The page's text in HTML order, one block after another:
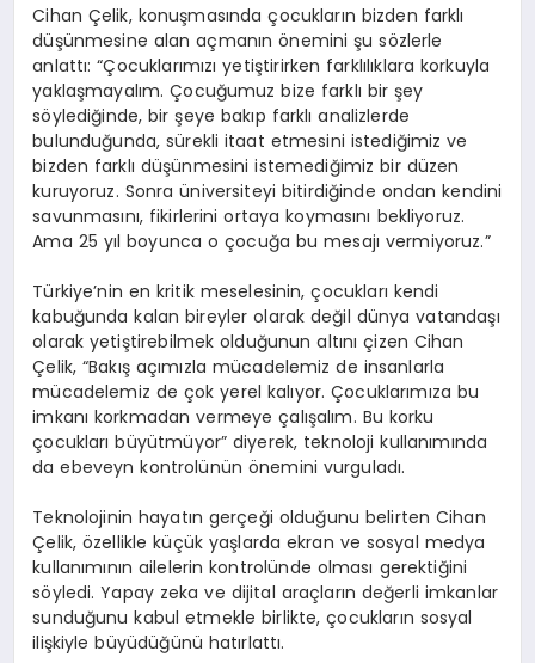
Cihan Çelik, konuşmasında çocukların bizden farklı
düşünmesine alan açmanın önemini şu sözlerle
anlattı: “Çocuklarımızı yetiştirirken farklılıklara korkuyla
yaklaşmayalım. Çocuğumuz bize farklı bir şey
söylediğinde, bir şeye bakıp farklı analizlerde
bulunduğunda, sürekli itaat etmesini istediğimiz ve
bizden farklı düşünmesini istemediğimiz bir düzen
kuruyoruz. Sonra üniversiteyi bitirdiğinde ondan kendini
savunmasını, fikirlerini ortaya koymasını bekliyoruz.
Ama 25 yıl boyunca o çocuğa bu mesajı vermiyoruz.”
Türkiye’nin en kritik meselesinin, çocukları kendi
kabuğunda kalan bireyler olarak değil dünya vatandaşı
olarak yetiştirebilmek olduğunun altını çizen Cihan
Çelik, “Bakış açımızla mücadelemiz de insanlarla
mücadelemiz de çok yerel kalıyor. Çocuklarımıza bu
imkanı korkmadan vermeye çalışalım. Bu korku
çocukları büyütmüyor” diyerek, teknoloji kullanımında
da ebeveyn kontrolünün önemini vurguladı.
Teknolojinin hayatın gerçeği olduğunu belirten Cihan
Çelik, özellikle küçük yaşlarda ekran ve sosyal medya
kullanımının ailelerin kontrolünde olması gerektiğini
söyledi. Yapay zeka ve dijital araçların değerli imkanlar
sunduğunu kabul etmekle birlikte, çocukların sosyal
ilişkiyle büyüdüğünü hatırlattı.